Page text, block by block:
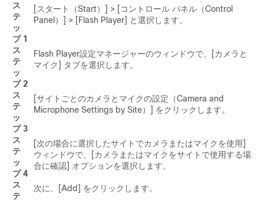
ス
テ
ッ
プ 1
[スタート（Start）] > [コントロール パネル（Control
Panel）] > [Flash Player] と選択します。
ス
テ
ッ
プ 2
Flash Player設定マネージャーのウィンドウで、[カメラと
マイク] タブを選択します。
ス
テ
ッ
プ 3
[サイトごとのカメラとマイクの設定（Camera and
Microphone Settings by Site）] をクリックします。
ス
テ
ッ
プ 4
[次の場合に選択したサイトでカメラまたはマイクを使用]
ウィンドウで、[カメラまたはマイクをサイトで使用する場
合に確認] オプションを選択します。
ス
テ
次に、[Add] をクリックします。